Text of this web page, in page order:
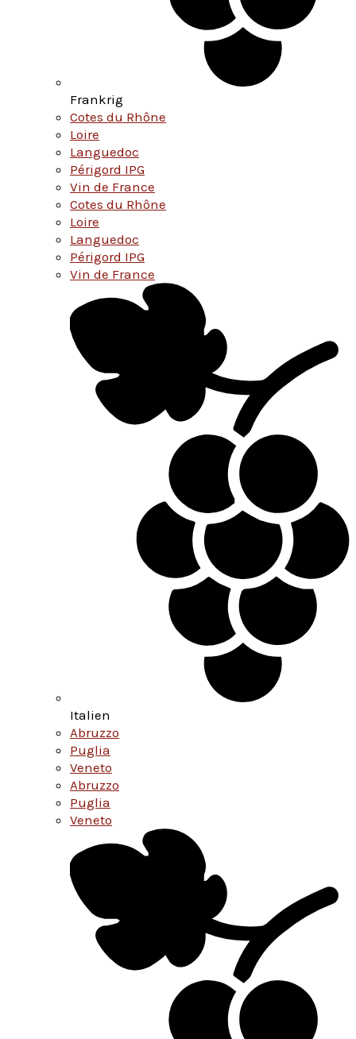
Frankrig
Cotes du Rhône
Loire
Languedoc
Périgord IPG
Vin de France
Cotes du Rhône
Loire
Languedoc
Périgord IPG
Vin de France
Italien
Abruzzo
Puglia
Veneto
Abruzzo
Puglia
Veneto